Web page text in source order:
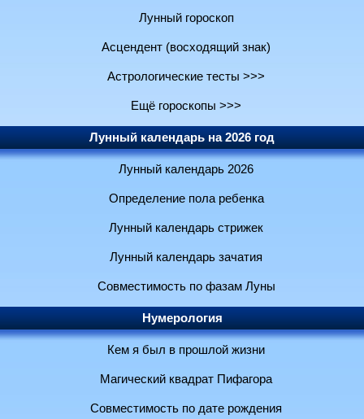
Лунный гороскоп
Асцендент (восходящий знак)
Астрологические тесты >>>
Ещё гороскопы >>>
Лунный календарь на 2026 год
Лунный календарь 2026
Определение пола ребенка
Лунный календарь стрижек
Лунный календарь зачатия
Совместимость по фазам Луны
Нумерология
Кем я был в прошлой жизни
Магический квадрат Пифагора
Совместимость по дате рождения